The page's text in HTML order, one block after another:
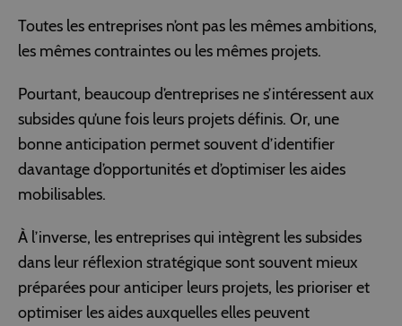
Toutes les entreprises n’ont pas les mêmes ambitions,
les mêmes contraintes ou les mêmes projets.
Pourtant, beaucoup d’entreprises ne s’intéressent aux
subsides qu’une fois leurs projets définis. Or, une
bonne anticipation permet souvent d’identifier
davantage d’opportunités et d’optimiser les aides
mobilisables.
À l’inverse, les entreprises qui intègrent les subsides
dans leur réflexion stratégique sont souvent mieux
préparées pour anticiper leurs projets, les prioriser et
optimiser les aides auxquelles elles peuvent